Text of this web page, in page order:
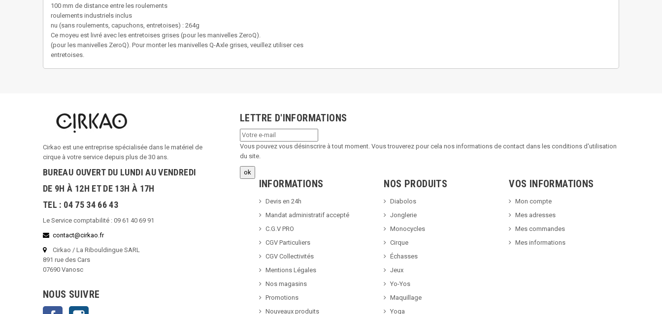
100 mm de distance entre les roulements
roulements industriels inclus
nu (sans roulements, capuchons, entretoises) : 264g
Ce moyeu est livré avec les entretoises grises (pour les manivelles ZeroQ).
(pour les manivelles ZeroQ). Pour monter les manivelles Q-Axle grises, veuillez utiliser ces
entretoises.
Cirkao est une entreprise spécialisée dans le matériel de
cirque à votre service depuis plus de 30 ans.
BUREAU OUVERT DU LUNDI AU VENDREDI
DE 9H À 12H ET DE 13H À 17H
TEL : 04 75 34 66 43
Le Service comptabilité : 09 61 40 69 91
contact@cirkao.fr
Cirkao / La Ribouldingue SARL
891 rue des Cars
07690 Vanosc
NOUS SUIVRE
Facebook
LETTRE D'INFORMATIONS
Vous pouvez vous désinscrire à tout moment. Vous trouverez pour cela nos informations de contact dans les conditions d'utilisation
du site.
INFORMATIONS
Devis en 24h
Mandat administratif accepté
C.G.V PRO
CGV Particuliers
CGV Collectivités
Mentions Légales
Nos magasins
Promotions
Nouveaux produits
NOS PRODUITS
Diabolos
Jonglerie
Monocycles
Cirque
Échasses
Jeux
Yo-Yos
Maquillage
Yoga
VOS INFORMATIONS
Mon compte
Mes adresses
Mes commandes
Mes informations